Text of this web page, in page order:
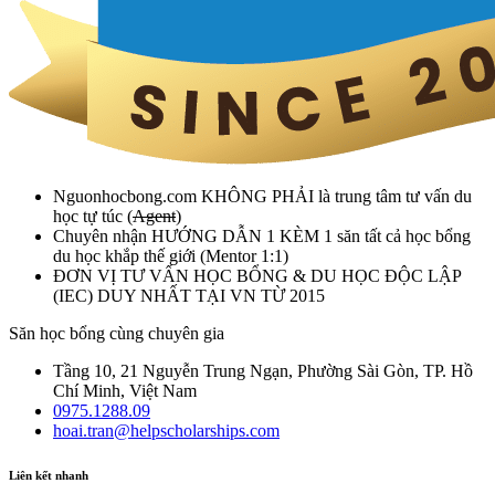
Nguonhocbong.com KHÔNG PHẢI là trung tâm tư vấn du
học tự túc (Agent)
Chuyên nhận HƯỚNG DẪN 1 KÈM 1 săn tất cả học bổng
du học khắp thế giới (Mentor 1:1)
ĐƠN VỊ TƯ VẤN HỌC BỔNG & DU HỌC ĐỘC LẬP
(IEC) DUY NHẤT TẠI VN TỪ 2015
Săn học bổng cùng chuyên gia
Tầng 10, 21 Nguyễn Trung Ngạn, Phường Sài Gòn, TP. Hồ
Chí Minh, Việt Nam
0975.1288.09
hoai.tran@helpscholarships.com
Liên kết nhanh